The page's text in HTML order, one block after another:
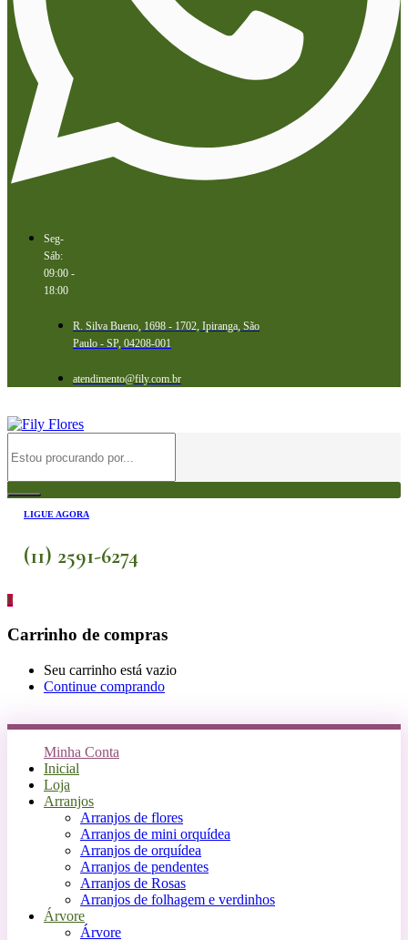
Seg-
Sáb:
09:00 -
18:00
R. Silva Bueno, 1698 - 1702, Ipiranga, São
Paulo - SP, 04208-001
atendimento@fily.com.br
LIGUE AGORA
(11) 2591-6274
0
Carrinho de compras
Seu carrinho está vazio
Continue comprando
Minha Conta
Inicial
Loja
Arranjos
Arranjos de flores
Arranjos de mini orquídea
Arranjos de orquídea
Arranjos de pendentes
Arranjos de Rosas
Arranjos de folhagem e verdinhos
Árvore
Árvore